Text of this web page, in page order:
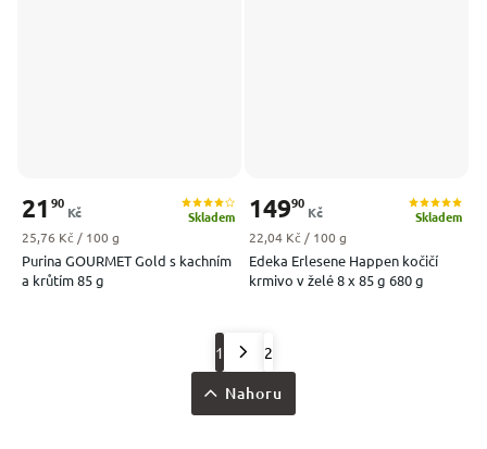
Purina GOURMET Gold s kachním
a krůtím 85 g
Skladem
21 90
Kč
Měrná cena:
25,76 Kč / 100 g
Edeka Erlesene Happen kočičí
krmivo v želé 8 x 85 g 680 g
Skladem
14990
Kč
Měrná cena:
22,04 Kč / 100 g
1 2
Nahoru